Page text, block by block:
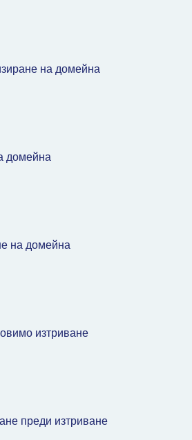
на домейна
домейна
на домейна
изтриване
преди изтриване